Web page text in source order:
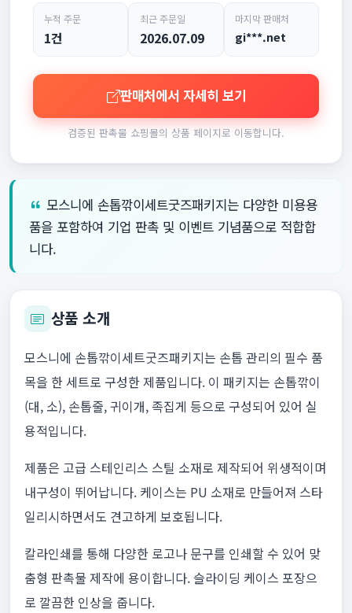
누적 주문
1건
최근 주문일
2026.07.09
마지막 판매처
gi***.net
판매처에서 자세히 보기
검증된 판촉물 쇼핑몰의 상품 페이지로 이동합니다.
모스니에 손톱깎이세트굿즈패키지는 다양한 미용용
품을 포함하여 기업 판촉 및 이벤트 기념품으로 적합합
니다.
상품 소개
모스니에 손톱깎이세트굿즈패키지는 손톱 관리의 필수 품
목을 한 세트로 구성한 제품입니다. 이 패키지는 손톱깎이
(대, 소), 손톱줄, 귀이개, 족집게 등으로 구성되어 있어 실
용적입니다.
제품은 고급 스테인리스 스틸 소재로 제작되어 위생적이며
내구성이 뛰어납니다. 케이스는 PU 소재로 만들어져 스타
일리시하면서도 견고하게 보호됩니다.
칼라인쇄를 통해 다양한 로고나 문구를 인쇄할 수 있어 맞
춤형 판촉물 제작에 용이합니다. 슬라이딩 케이스 포장으
로 깔끔한 인상을 줍니다.